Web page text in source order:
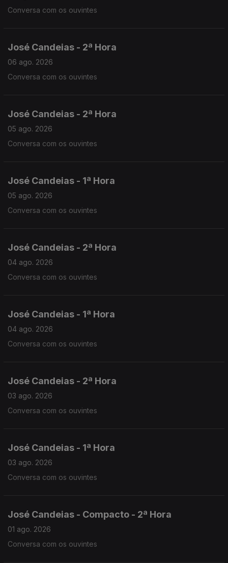
Conversa com os ouvintes
José Candeias - 2ª Hora
06 ago. 2026
Conversa com os ouvintes
José Candeias - 2ª Hora
05 ago. 2026
Conversa com os ouvintes
José Candeias - 1ª Hora
05 ago. 2026
Conversa com os ouvintes
José Candeias - 2ª Hora
04 ago. 2026
Conversa com os ouvintes
José Candeias - 1ª Hora
04 ago. 2026
Conversa com os ouvintes
José Candeias - 2ª Hora
03 ago. 2026
Conversa com os ouvintes
José Candeias - 1ª Hora
03 ago. 2026
Conversa com os ouvintes
José Candeias - Compacto - 2ª Hora
01 ago. 2026
Conversa com os ouvintes